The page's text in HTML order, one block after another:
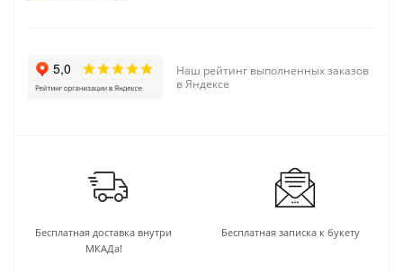
Наш рейтинг выполненных заказов
в Яндексе
Бесплатная доставка внутри
МКАДа!
Бесплатная записка к букету